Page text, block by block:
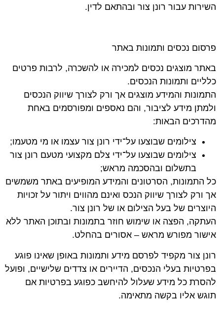
השירות עבור רונן צור ובהתאם לדין.
פרסום נכסים ותמונות באתר
באתר מוצגים נכסים למכירה או להשכרה, לרבות פרטים
כלליים ותמונות הנכסים.
התמונות והמידע מוצגים אך ורק לצורך שיווק הנכסים
ולמתן מידע לציבור, והם נאספים ומפורסמים באחת
מהדרכים הבאות:
צילומים שבוצעו על־ידי רונן צור עצמו או מי מטעמו;
צילומים שבוצעו על־ידי צלם מקצועי מטעם רונן צור
בתשלום ובהסכמה מראש;
כל התמונות, הסרטונים והמידע המופיעים באתר משמשים
אך ורק לצורך שיווק הנכס ואינם מהווים ויתור על זכויות
היוצרים של בעל הצילום או של רונן צור.
העתקה, הפצה או שימוש חוזר בתמונות ובתוכן האתר ללא
אישור מפורש מראש – אסורים בהחלט.
רונן צור מקפיד לפרסם מידע ותמונות באופן שאינו פוגע
בפרטיות בעלי הנכסים, הדיירים או צדדים שלישיים, ופועל
להסרת כל מידע שעלול להיחשב כפוגע בפרטיות אם
תוגש אליו בקשה מתאימה.